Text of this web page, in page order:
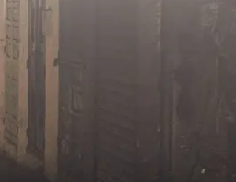
사례분석/최신동향